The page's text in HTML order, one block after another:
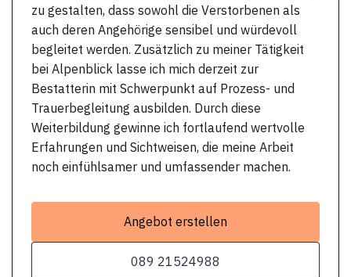
zu gestalten, dass sowohl die Verstorbenen als
auch deren Angehörige sensibel und würdevoll
begleitet werden. Zusätzlich zu meiner Tätigkeit
bei Alpenblick lasse ich mich derzeit zur
Bestatterin mit Schwerpunkt auf Prozess- und
Trauerbegleitung ausbilden. Durch diese
Weiterbildung gewinne ich fortlaufend wertvolle
Erfahrungen und Sichtweisen, die meine Arbeit
noch einfühlsamer und umfassender machen.
Angebot erstellen
089 21524988